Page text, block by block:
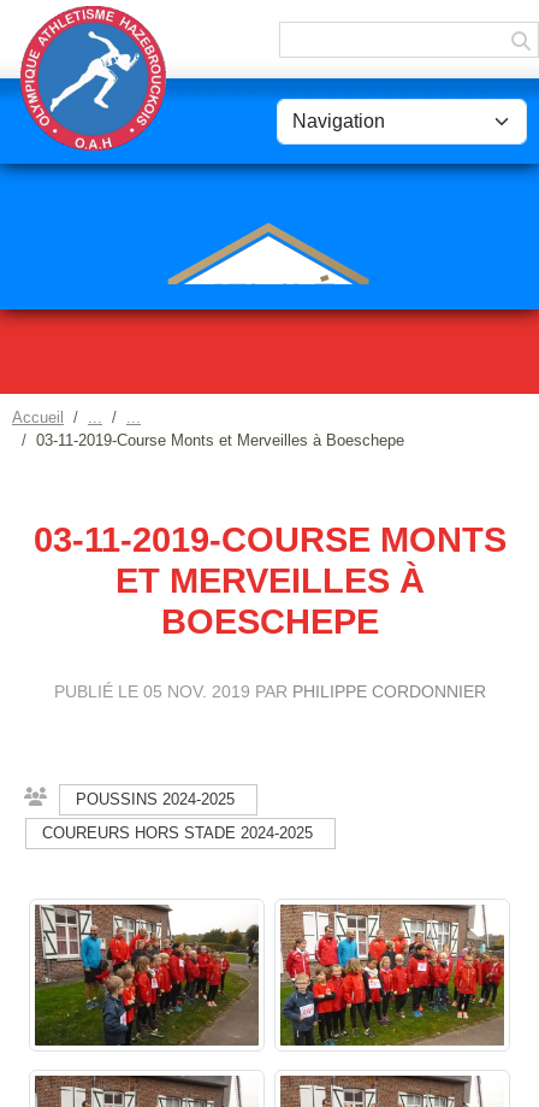
Accueil
03-11-2019-Course Monts et Merveilles à Boeschepe
03-11-2019-COURSE MONTS
ET MERVEILLES À
BOESCHEPE
PUBLIÉ LE 05 NOV. 2019 PAR PHILIPPE CORDONNIER
POUSSINS 2024-2025
COUREURS HORS STADE 2024-2025
Panneau de gestion des cookies